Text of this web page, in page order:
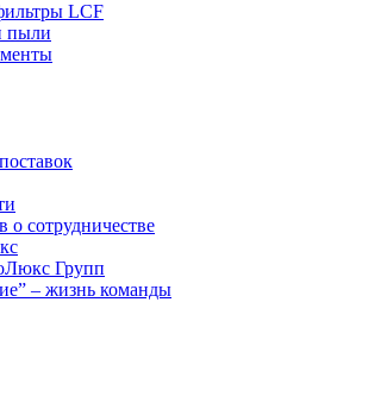
LCF
пыли
о сотрудничестве
Групп
– жизнь команды